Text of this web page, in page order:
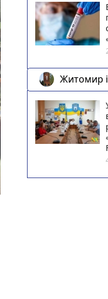
Житомир